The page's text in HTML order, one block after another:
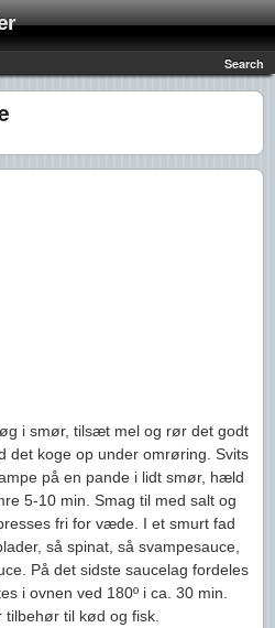
Search
i smør, tilsæt mel og rør det godt
det koge op under omrøring. Svits
på en pande i lidt smør, hæld
5-10 min. Smag til med salt og
fri for væde. I et smurt fad
så spinat, så svampesauce,
På det sidste saucelag fordeles
i ovnen ved 180º i ca. 30 min.
til kød og fisk.